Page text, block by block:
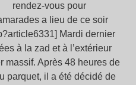
rendez-vous pour
a lieu de ce soir
Mardi dernier
à la zad et à l’extérieur
massif. Après 48 heures de
parquet, il a été décidé de